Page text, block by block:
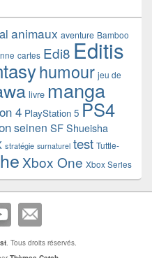
animaux aventure Bamboo
cartes Edi8 Editis
humour jeu de
livre manga
4 PlayStation 5 PS4
seinen SF Shueisha
stratégie surnaturel test Tuttle-
Xbox One Xbox Series
. Tous droits réservés.